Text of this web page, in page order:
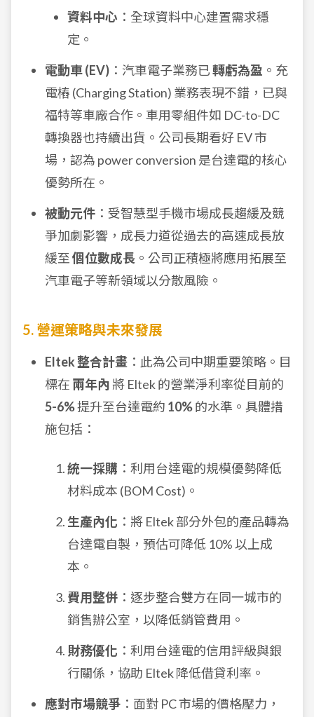
資料中心 ：全球資料中心建置需求穩
定。
電動車 (EV) ：汽車電子業務已轉虧為盈 。充
電樁 (Charging Station) 業務表現不錯，已與
福特等車廠合作。車用零組件如 DC-to-DC
轉換器也持續出貨。公司長期看好 EV 市
場，認為 power conversion 是台達電的核心
優勢所在。
被動元件 ：受智慧型手機市場成長趨緩及競
爭加劇影響，成長力道從過去的高速成長放
緩至 個位數成長 。公司正積極將應用拓展至
汽車電子等新領域以分散風險。
5. 營運策略與未來發展
Eltek 整合計畫 ：此為公司中期重要策略。目
標在 兩年內 將 Eltek 的營業淨利率從目前的
5-6%提升至台達電約 10%的水準。具體措
施包括：
統一採購 ：利用台達電的規模優勢降低
材料成本 (BOM Cost)。
生產內化 ：將 Eltek 部分外包的產品轉為
台達電自製，預估可降低 10% 以上成
本。
費用整併 ：逐步整合雙方在同一城市的
銷售辦公室，以降低銷管費用。
財務優化 ：利用台達電的信用評級與銀
行關係，協助 Eltek 降低借貸利率。
應對市場競爭 ：面對 PC 市場的價格壓力，